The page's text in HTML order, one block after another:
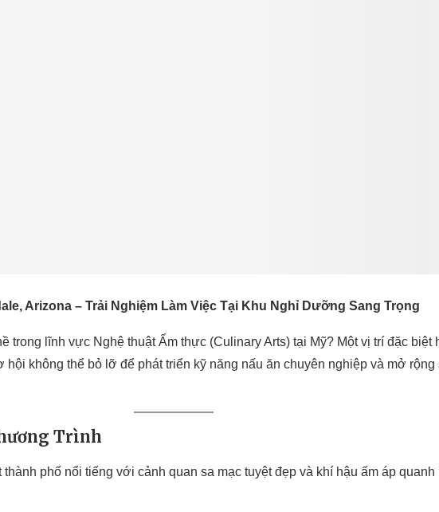
Arizona – Trải Nghiệm Làm Việc Tại Khu Nghỉ Dưỡng Sang Trọng
trong lĩnh vực Nghệ thuật Ẩm thực (Culinary Arts) tại Mỹ? Một vị trí đặc
không thể bỏ lỡ để phát triển kỹ năng nấu ăn chuyên nghiệp và mở
Trình
thành phố nổi tiếng với cảnh quan sa mạc tuyệt đẹp và khí hậu ấm áp